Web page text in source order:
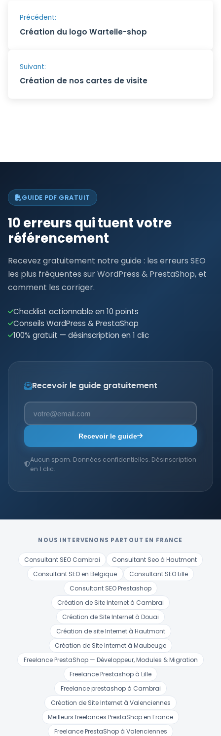
Navigation
de
l’article
Précédent:
Création du logo Wartelle-shop
Suivant:
Création de nos cartes de visite
GUIDE PDF GRATUIT
10 erreurs qui tuent votre
référencement
Recevez gratuitement notre guide : les erreurs SEO
les plus fréquentes sur WordPress & PrestaShop, et
comment les corriger.
Checklist actionnable en 10 points
Conseils WordPress & PrestaShop
100% gratuit — désinscription en 1 clic
Recevoir le guide gratuitement
Recevoir le guide
Aucun spam. Données confidentielles. Désinscription
en 1 clic.
NOUS INTERVENONS PARTOUT EN FRANCE
Consultant SEO Cambrai
Consultant Seo à Hautmont
Consultant SEO en Belgique
Consultant SEO Lille
Consultant SEO Prestashop
Création de Site Internet à Cambrai
Création de Site Internet à Douai
Création de site Internet à Hautmont
Création de Site Internet à Maubeuge
Freelance PrestaShop — Développeur, Modules & Migration
Freelance Prestashop à Lille
Freelance prestashop à Cambrai
Création de Site Internet à Valenciennes
Meilleurs freelances PrestaShop en France
Freelance PrestaShop à Valenciennes